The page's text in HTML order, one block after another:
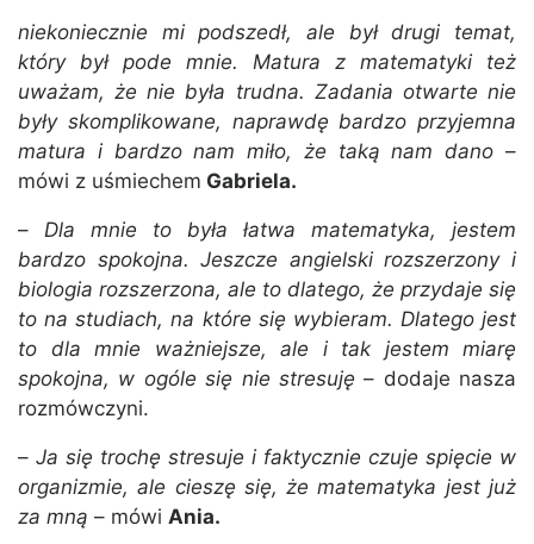
niekoniecznie mi podszedł, ale był drugi temat,
który był pode mnie. Matura z matematyki też
uważam, że nie była trudna. Zadania otwarte nie
były skomplikowane, naprawdę bardzo przyjemna
matura i bardzo nam miło, że taką nam dano –
mówi z uśmiechem Gabriela.
– Dla mnie to była łatwa matematyka, jestem
bardzo spokojna. Jeszcze angielski rozszerzony i
biologia rozszerzona, ale to dlatego, że przydaje się
to na studiach, na które się wybieram. Dlatego jest
to dla mnie ważniejsze, ale i tak jestem miarę
spokojna, w ogóle się nie stresuję – dodaje nasza
rozmówczyni.
– Ja się trochę stresuje i faktycznie czuje spięcie w
organizmie, ale cieszę się, że matematyka jest już
za mną – mówi Ania.